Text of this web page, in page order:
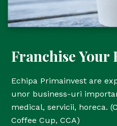
Franchise Your
Echipa Primainvest are
unor business-uri
medical, servicii, horeca.
Coffee Cup, CCA)